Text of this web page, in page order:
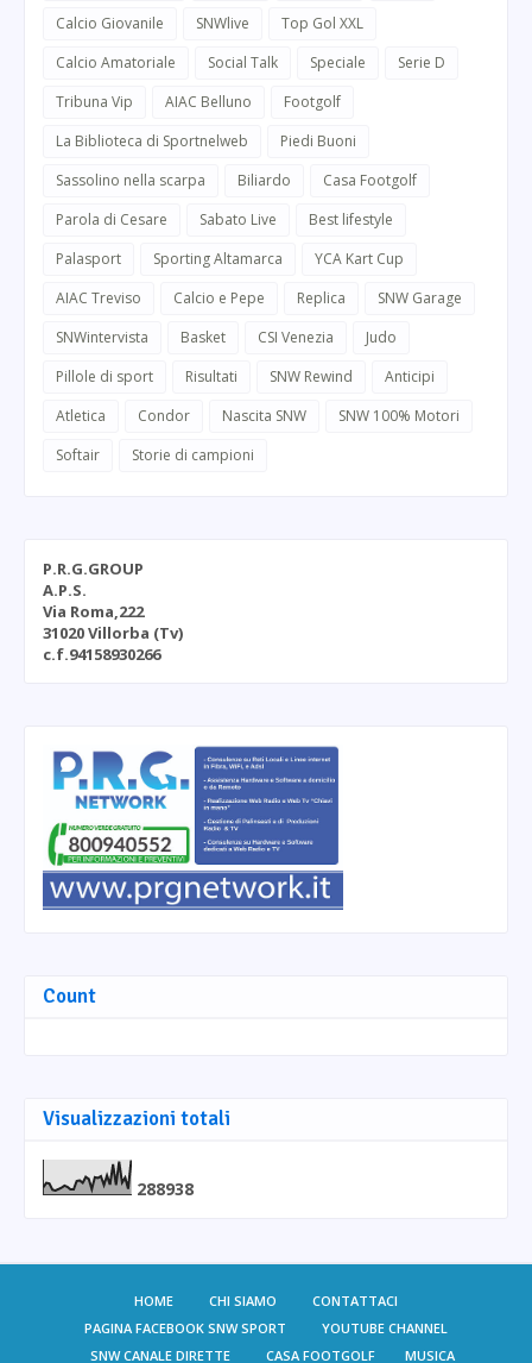
Calcio Giovanile
SNWlive
Top Gol XXL
Calcio Amatoriale
Social Talk Speciale
Serie D
Tribuna Vip
AIAC Belluno
Footgolf
La Biblioteca di Sportnelweb
Piedi Buoni
Sassolino nella scarpa
Biliardo
Casa Footgolf
Parola di Cesare
Sabato Live
Best lifestyle
Palasport
Sporting Altamarca
YCA Kart Cup
AIAC Treviso
Calcio e Pepe Replica
SNW Garage
SNWintervista
Basket CSI Venezia
Judo
Pillole di sport
Risultati SNW Rewind
Anticipi
Atletica
Condor Nascita SNW
SNW 100% Motori
Softair
Storie di campioni
P.R.G.GROUP
A.P.S.
Via Roma,222
31020 Villorba (Tv)
c.f.94158930266
Count
Visualizzazioni totali
288938
HOME CHI SIAMO
CONTATTACI
PAGINA FACEBOOK SNW SPORT
YOUTUBE CHANNEL
SNW CANALE DIRETTE
CASA FOOTGOLF MUSICA